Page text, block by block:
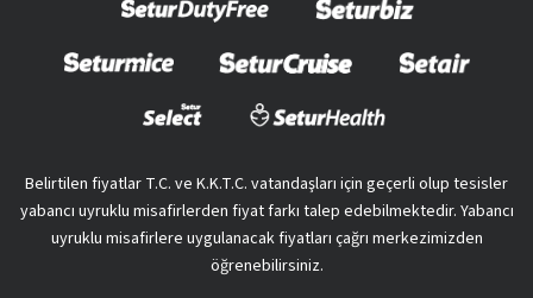
Belirtilen fiyatlar T.C. ve K.K.T.C. vatandaşları için geçerli olup tesisler
yabancı uyruklu misafirlerden fiyat farkı talep edebilmektedir. Yabancı
uyruklu misafirlere uygulanacak fiyatları çağrı merkezimizden
öğrenebilirsiniz.